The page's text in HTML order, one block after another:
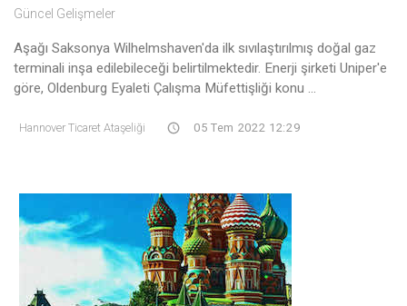
Güncel Gelişmeler
Aşağı Saksonya Wilhelmshaven'da ilk sıvılaştırılmış doğal gaz
terminali inşa edilebileceği belirtilmektedir. Enerji şirketi Uniper'e
göre, Oldenburg Eyaleti Çalışma Müfettişliği konu ...
Hannover Ticaret Ataşeliği 05 Tem 2022 12:29